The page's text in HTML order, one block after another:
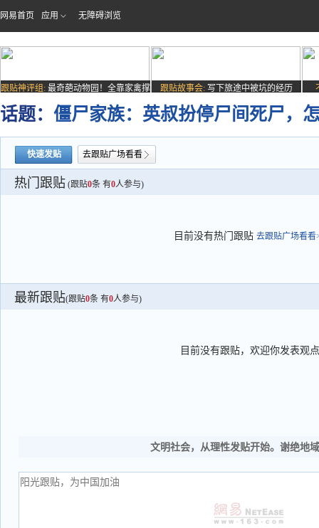
网易首页 应用 无障碍浏览
跟贴神评组: 最奇葩动物园！全靠家禽撑
场子
跟贴故事会: 写下旅途中被坑的经历
话题： 僵尸家族：英叔扮停尸间死尸，
快速发贴 去跟贴广场看看
热门跟贴 (跟贴0条 有0人参与)
目前没有热门跟贴 去跟贴广场看看
最新跟贴(跟贴0条 有0人参与)
目前没有跟贴，欢迎你发表观点
文明社会，从理性发贴开始。谢绝地